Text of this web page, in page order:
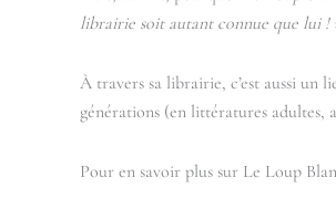
librairie soit autant connue que lui !
À travers sa librairie, c’est aussi un
générations (en littératures adultes,
Pour en savoir plus sur Le Loup